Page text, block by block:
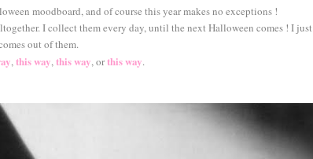
moodboard, and of course this year makes no exceptions !
I collect them every day, until the next Halloween comes ! I just
out of them.
,this way,this way, orthis way.